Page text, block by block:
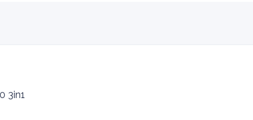
3in1